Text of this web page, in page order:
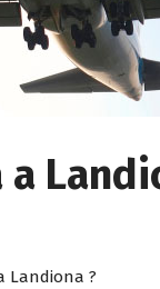
a
Landiona ?